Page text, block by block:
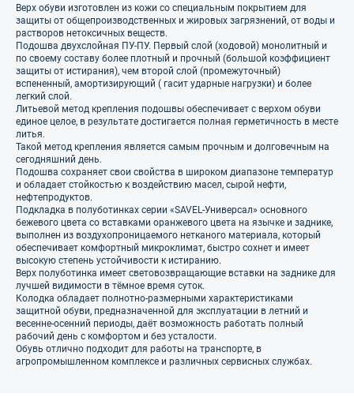
Верх обуви изготовлен из кожи со специальным покрытием для
защиты от общепроизводственных и жировых загрязнений, от воды и
растворов нетоксичных веществ.
Подошва двухслойная ПУ-ПУ. Первый слой (ходовой) монолитный и
по своему составу более плотный и прочный (большой коэффициент
защиты от истирания), чем второй слой (промежуточный)
вспененный, амортизирующий ( гасит ударные нагрузки) и более
легкий слой.
Литьевой метод крепления подошвы обеспечивает с верхом обуви
единое целое, в результате достигается полная герметичность в месте
литья.
Такой метод крепления является самым прочным и долговечным на
сегодняшний день.
Подошва сохраняет свои свойства в широком диапазоне температур
и обладает стойкостью к воздействию масел, сырой нефти,
нефтепродуктов.
Подкладка в полуботинках серии «SAVEL-Универсал» основного
бежевого цвета со вставками оранжевого цвета на язычке и заднике,
выполнен из воздухопроницаемого нетканого материала, который
обеспечивает комфортный микроклимат, быстро сохнет и имеет
высокую степень устойчивости к истиранию.
Верх полуботинка имеет световозвращающие вставки на заднике для
лучшей видимости в тёмное время суток.
Колодка обладает полнотно-размерными характеристиками
защитной обуви, предназначенной для эксплуатации в летний и
весенне-осенний периоды, даёт возможность работать полный
рабочий день с комфортом и без усталости.
Обувь отлично подходит для работы на транспорте, в
агропромышленном комплексе и различных сервисных службах.